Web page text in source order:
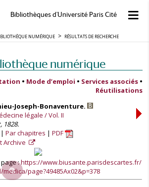
Bibliothèques d'Université Paris Cité
NUMÉRIQUE RÉSULTATS DE RECHERCHE
numérique
• Mode d’emploi • Services associés •
Réutilisations
Joseph-Bonaventure.
légale / Vol. II
1828.
Par chapitres
PDF
Archive
page :https://www.biusante.parisdescartes.fr/
page?49485Ax02&p=378